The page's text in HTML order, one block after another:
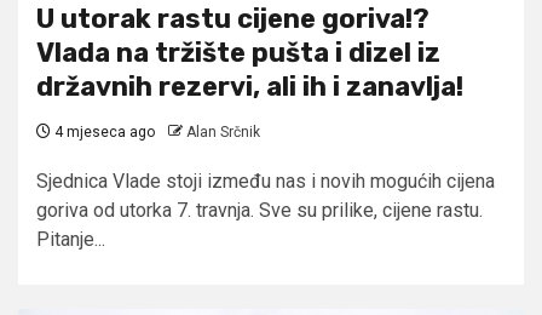
U utorak rastu cijene goriva!?
Vlada na tržište pušta i dizel iz
državnih rezervi, ali ih i zanavlja!
4 mjeseca ago Alan Srčnik
Sjednica Vlade stoji između nas i novih mogućih cijena
goriva od utorka 7. travnja. Sve su prilike, cijene rastu.
Pitanje...